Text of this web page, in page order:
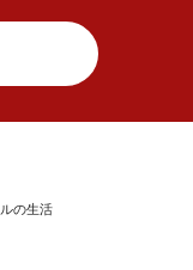
の生活